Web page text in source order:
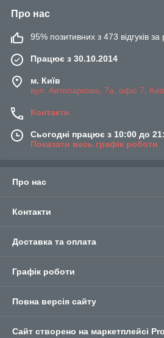
Про нас
95% позитивних з 473 відгуків за
Працює з 30.10.2014
м. Київ
вул. Автопаркова, 7а, офіс 7,
Контакти
Сьогодні працює з 10:00 до
Показати весь графік роботи
Про нас
Контакти
Доставка та оплата
Графік роботи
Повна версія сайту
Сайт створено на маркетплейсі